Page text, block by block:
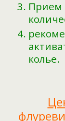
Прием
колье.